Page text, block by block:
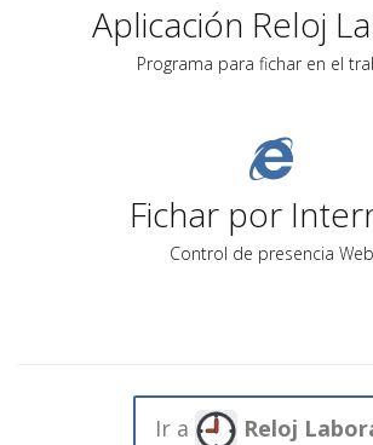
Aplicación Reloj
Programa para fichar en el
Fichar por
Control de presencia Web
Ir a Reloj